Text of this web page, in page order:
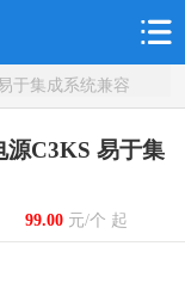
于集成系统兼容
源C3KS 易于集
99.00元/个 起